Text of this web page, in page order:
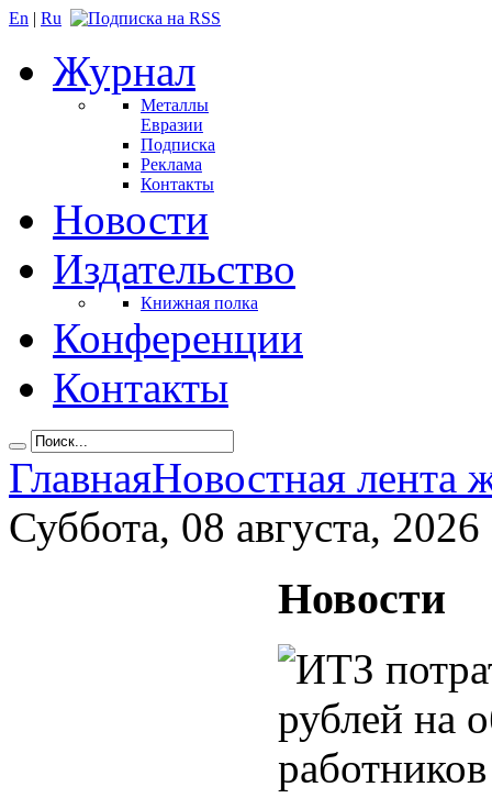
En | Ru
Журнал
Металлы
Евразии
Подписка
Реклама
Контакты
Новости
Издательство
Книжная полка
Конференции
Контакты
ГлавнаяНовостная лента
Суббота, 08 августа, 2026
Новости